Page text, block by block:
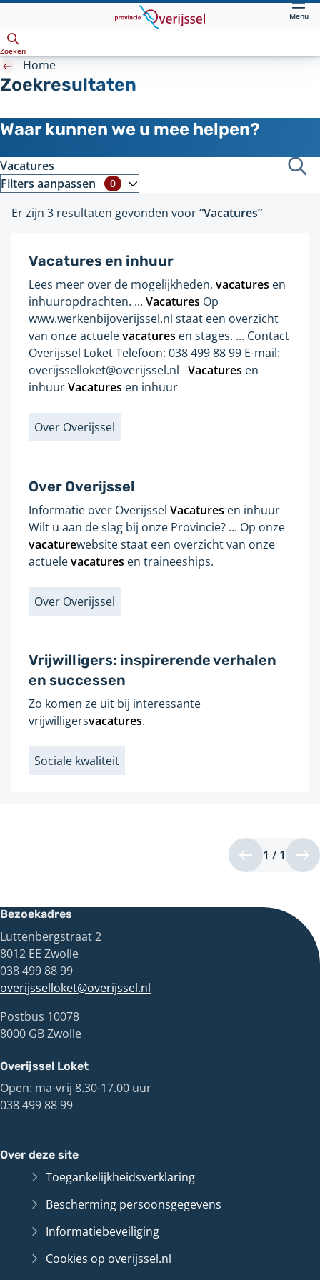
hoofdinhoud
Menu
Zoeken
Zoekresultaten
Home
Zoeken
Waar kunnen we u mee helpen?
Bij
selecteren
pagina
verversen
worden
bijgewerkt.
Filters aanpassen 0
Er zijn 3 resultaten gevonden voor“Vacatures”
Vacatures en inhuur
Gevonden
op
pagina:
Lees meer over de mogelijkheden, vacatures en
inhuuropdrachten. ... Vacatures Op
www.werkenbijoverijssel.nl staat een overzicht
van onze actuelevacatures en stages. ... Contact
Overijssel Loket Telefoon: 038 499 88 99 E-mail:
overijsselloket@overijssel.nl Vacatures en
inhuurVacatures en inhuur
Labels
Over Overijssel
Over Overijssel
Gevonden
op
pagina:
Informatie over Overijssel Vacatures en inhuur
Wilt u aan de slag bij onze Provincie? ... Op onze
vacaturewebsite staat een overzicht van onze
actuelevacatures en traineeships.
Labels
Over Overijssel
Vrijwilligers: inspirerende verhalen
en successen
Gevonden
op
Zo komen ze uit bij interessante
vrijwilligersvacatures.
Labels
Sociale kwaliteit
Vorige
1 / 1
1
Bezoekadres
Luttenbergstraat 2
8012 EE Zwolle
038 499 88 99
overijsselloket@overijssel.nl
Postbus 10078
8000 GB Zwolle
Overijssel Loket
Open: ma-vrij 8.30-17.00 uur
038 499 88 99
Over deze site
Toegankelijkheidsverklaring
Bescherming persoonsgegevens
Informatiebeveiliging
Cookies op overijssel.nl